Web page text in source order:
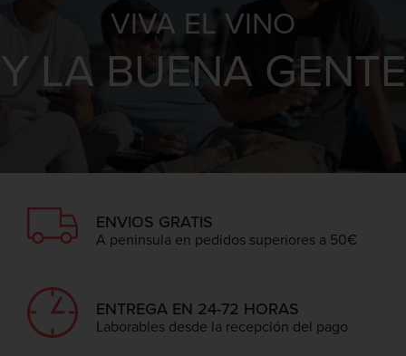
VIVA EL VINO
Y LA BUENA GENTE
ENVIOS GRATIS
A peninsula en pedidos superiores a 50€
ENTREGA EN 24-72 HORAS
Laborables desde la recepción del pago